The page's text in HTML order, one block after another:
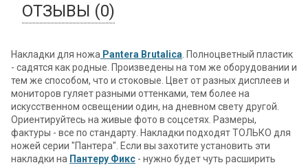
ОТЗЫВЫ (0)
Накладки для ножа Pantera Brutalica . Полноцветный пластик
- садятся как родные. Произведены на том же оборудовании и
тем же способом, что и стоковые. Цвет от разных дисплеев и
мониторов гуляет разными оттенками, тем более на
искусcтвенном освещении один, на дневном свету другой.
Ориентируйтесь на живые фото в соцсетях. Размеры,
фактуры - все по стандарту. Накладки подходят ТОЛЬКО для
ножей серии "Пантера". Если вы захотите установить эти
накладки на Пантеру Фикс - нужно будет чуть расширить